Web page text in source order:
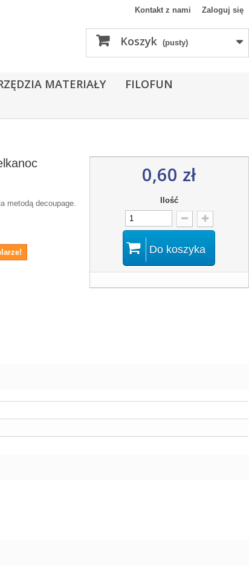
Zaloguj się
Kontakt z nami
Koszyk (pusty)
MATERIAŁY
FILOFUN
metodą decoupage.
0,60 zł
Ilość
Do koszyka